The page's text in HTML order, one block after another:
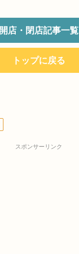
開店・閉店記事一覧
トップに戻る
スポンサーリンク